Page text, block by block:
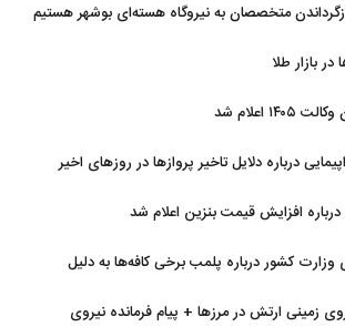
متخصصان به نیروگاه هسته‌ای بوشهر هستیم
بازار طلا
اعلام شد
درباره دلایل تاخیر پروازها در روزهای اخیر
افزایش قیمت بنزین اعلام شد
کشور درباره پلمب برخی کافه‌ها به دلیل
زمینی ارتش در مرزها + پیام فرمانده نیروی